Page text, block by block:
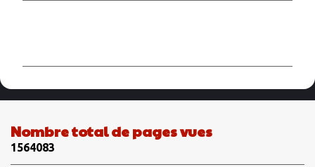
e
t
Nombre total de pages vues
1 564083